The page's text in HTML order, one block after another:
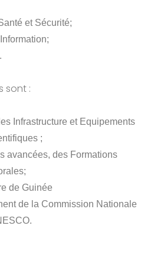
et Sécurité;
sont :
Infrastructure et Equipements
;
avancées, des Formations
de Guinée
de la Commission Nationale